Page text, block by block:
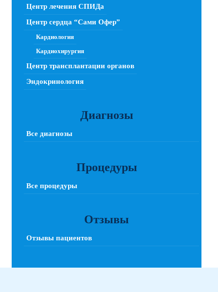
Центр лечения СПИДа
Центр сердца “Сами Офер”
Кардиология
Кардиохирургия
Центр трансплантации органов
Эндокринология
Диагнозы
Все диагнозы
Процедуры
Все процедуры
Отзывы
Отзывы пациентов